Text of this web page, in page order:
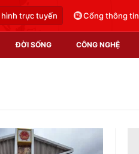
trực tuyến Cổng thông tin
ĐỜI SỐNG CÔNG NGHỆ